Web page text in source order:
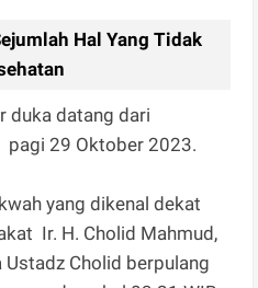
Hal Yang Tidak
duka datang dari
pagi 29 Oktober 2023.
yang dikenal dekat
Ir. H. Cholid Mahmud,
Ustadz Cholid berpulang